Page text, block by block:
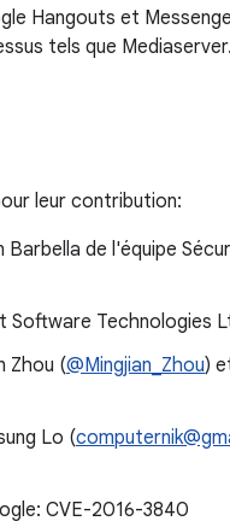
Hangouts et
tels que Mediaserver.
leur contribution:
de l'équipe
Software Technologies
Zhou (@Mingjian_Zhou)
Lo (
CVE-2016-3840